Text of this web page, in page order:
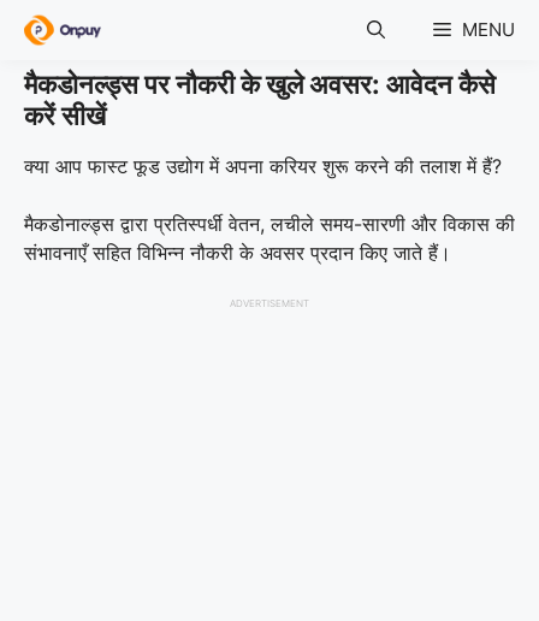
Skip
content
MENU
मैकडोनल्ड्स पर नौकरी के खुले अवसर: आवेदन कैसे
करें सीखें
क्या आप फास्ट फूड उद्योग में अपना करियर शुरू करने की तलाश में हैं?
मैकडोनाल्ड्स द्वारा प्रतिस्पर्धी वेतन, लचीले समय-सारणी और विकास की
संभावनाएँ सहित विभिन्न नौकरी के अवसर प्रदान किए जाते हैं।
ADVERTISEMENT